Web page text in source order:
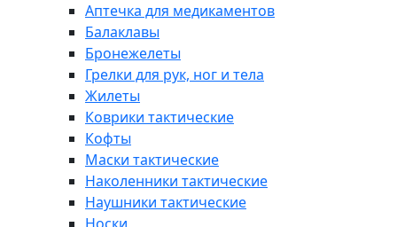
Аптечка для медикаментов
Балаклавы
Бронежелеты
Грелки для рук, ног и тела
Жилеты
Коврики тактические
Кофты
Маски тактические
Наколенники тактические
Наушники тактические